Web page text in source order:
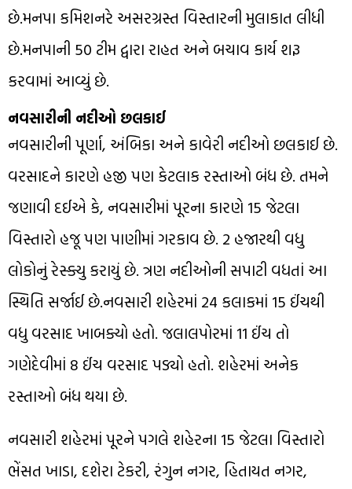
છે.મનપા કમિશનરે અસરગ્રસ્ત વિસ્તારની મુલાકાત લીધી
છે.મનપાની 50 ટીમ દ્વારા રાહત અને બચાવ કાર્ય શરૂ
કરવામાં આવ્યું છે.
નવસારીની નદીઓ છલકાઈ
નવસારીની પૂર્ણા, અંબિકા અને કાવેરી નદીઓ છલકાઈ છે.
વરસાદને કારણે હજી પણ કેટલાક રસ્તાઓ બંધ છે. તમને
જણાવી દઈએ કે, નવસારીમાં પૂરના કારણે 15 જેટલા
વિસ્તારો હજૂ પણ પાણીમાં ગરકાવ છે. 2 હજારથી વધુ
લોકોનું રેસ્ક્યુ કરાયું છે. ત્રણ નદીઓની સપાટી વધતાં આ
સ્થિતિ સર્જાઈ છે.નવસારી શહેરમાં 24 કલાકમાં 15 ઈંચથી
વધુ વરસાદ ખાબક્યો હતો. જલાલપોરમાં 11 ઈંચ તો
ગણેદેવીમાં 8 ઈંચ વરસાદ પડ્યો હતો. શહેરમાં અનેક
રસ્તાઓ બંધ થયા છે.
નવસારી શહેરમાં પૂરને પગલે શહેરના 15 જેટલા વિસ્તારો
ભેંસત ખાડા, દશેરા ટેકરી, રંગુન નગર, હિતાયત નગર,